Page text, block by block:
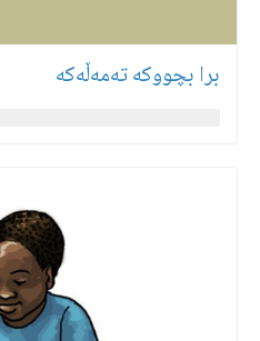
برا بچووكە تەمەڵەكە